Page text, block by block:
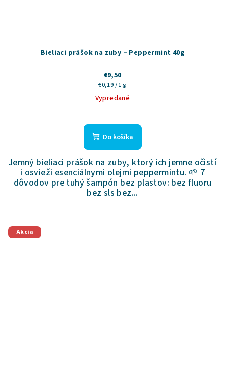
Bieliaci prášok na zuby – Peppermint 40g
€9,50
Jednotková
cena:
€0,19 / 1 g
Vypredané
hodnotenie
produktu
z
5
hviezdičiek.
Do košíka
Jemný bieliaci prášok na zuby, ktorý ich jemne očistí
i osvieži esenciálnymi olejmi peppermintu. 🌱 7
dôvodov pre tuhý šampón bez plastov: bez fluoru
bez sls bez...
Akcia